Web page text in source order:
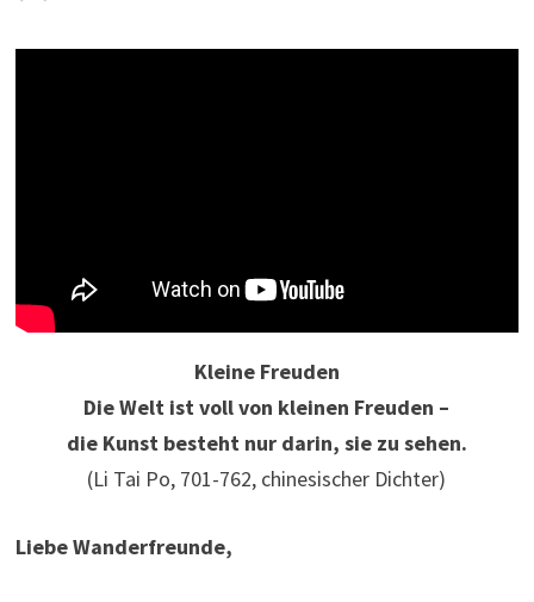
Kleine Freuden
Die Welt ist voll von kleinen Freuden –
die Kunst besteht nur darin, sie zu sehen.
(Li Tai Po, 701-762, chinesischer Dichter)
Liebe Wanderfreunde,